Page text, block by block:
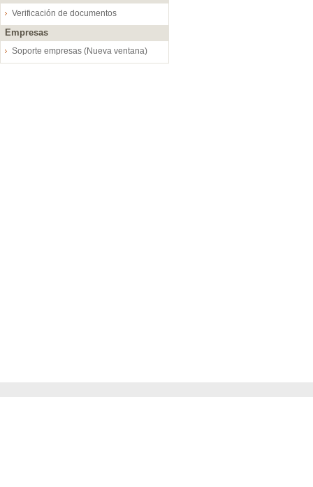
Verificación de documentos
Empresas
Soporte empresas (Nueva ventana)